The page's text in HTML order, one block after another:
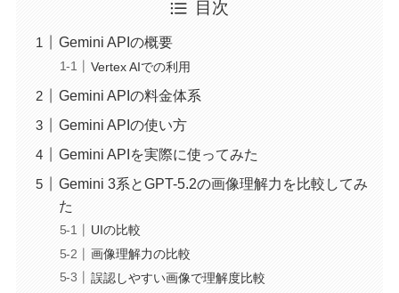
目次
Gemini APIの概要
Vertex AIでの利用
Gemini APIの料金体系
Gemini APIの使い方
Gemini APIを実際に使ってみた
Gemini 3系とGPT-5.2の画像理解力を比較してみ
た
UIの比較
画像理解力の比較
誤認しやすい画像で理解度比較